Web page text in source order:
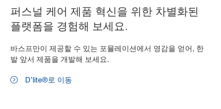
퍼스널 케어 제품 혁신을 위한 차별화된
플랫폼을 경험해 보세요.
바스프만이 제공할 수 있는 포뮬레이션에서 영감을 얻어, 한
발 앞서 제품을 개발해 보세요.
D’lite®로 이동